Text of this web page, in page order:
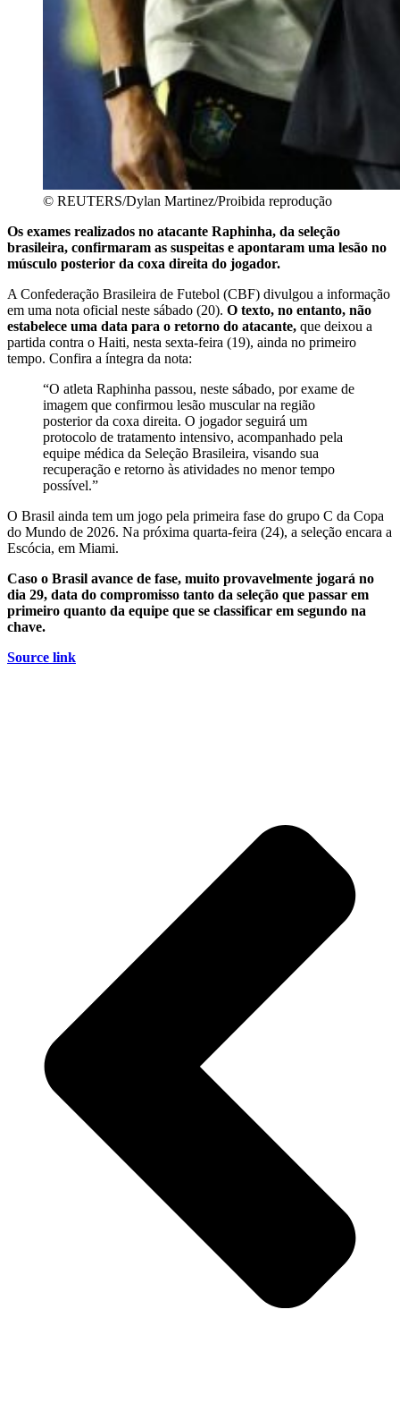
© REUTERS/Dylan Martinez/Proibida reprodução
Os exames realizados no atacante Raphinha, da seleção
brasileira, confirmaram as suspeitas e apontaram uma lesão no
músculo posterior da coxa direita do jogador.
A Confederação Brasileira de Futebol (CBF) divulgou a informação
em uma nota oficial neste sábado (20). O texto, no entanto, não
estabelece uma data para o retorno do atacante, que deixou a
partida contra o Haiti, nesta sexta-feira (19), ainda no primeiro
tempo. Confira a íntegra da nota:
“O atleta Raphinha passou, neste sábado, por exame de
imagem que confirmou lesão muscular na região
posterior da coxa direita. O jogador seguirá um
protocolo de tratamento intensivo, acompanhado pela
equipe médica da Seleção Brasileira, visando sua
recuperação e retorno às atividades no menor tempo
possível.”
O Brasil ainda tem um jogo pela primeira fase do grupo C da Copa
do Mundo de 2026. Na próxima quarta-feira (24), a seleção encara a
Escócia, em Miami.
Caso o Brasil avance de fase, muito provavelmente jogará no
dia 29, data do compromisso tanto da seleção que passar em
primeiro quanto da equipe que se classificar em segundo na
chave.
Source link